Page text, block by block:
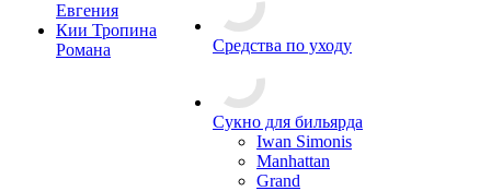
Евгения
Кии Тропина
Романа
Средства по уходу
Сукно для бильярда
Iwan Simonis
Manhattan
Grand